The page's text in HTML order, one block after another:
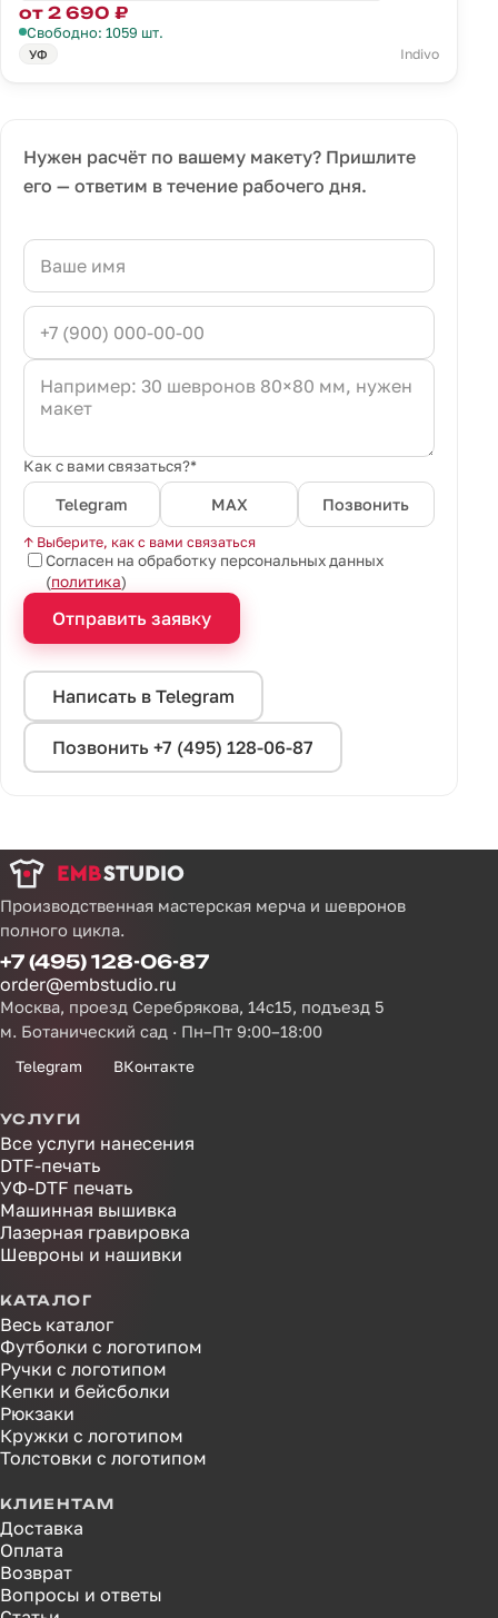
от 2 690 ₽
Свободно: 1059 шт.
УФ Indivo
Нужен расчёт по вашему макету? Пришлите
его — ответим в течение рабочего дня.
Как с вами связаться?*
Telegram MAX Позвонить
↑ Выберите, как с вами связаться
Согласен на обработку персональных данных
(политика)
Отправить заявку
Написать в Telegram
Позвонить +7 (495) 128-06-87
Производственная мастерская мерча и шевронов
полного цикла.
+7 (495) 128-06-87
order@embstudio.ru
Москва, проезд Серебрякова, 14с15, подъезд 5
м. Ботанический сад · Пн–Пт 9:00–18:00
Telegram ВКонтакте
УСЛУГИ
Все услуги нанесения
DTF-печать
УФ-DTF печать
Машинная вышивка
Лазерная гравировка
Шевроны и нашивки
КАТАЛОГ
Весь каталог
Футболки с логотипом
Ручки с логотипом
Кепки и бейсболки
Рюкзаки
Кружки с логотипом
Толстовки с логотипом
КЛИЕНТАМ
Доставка
Оплата
Возврат
Вопросы и ответы